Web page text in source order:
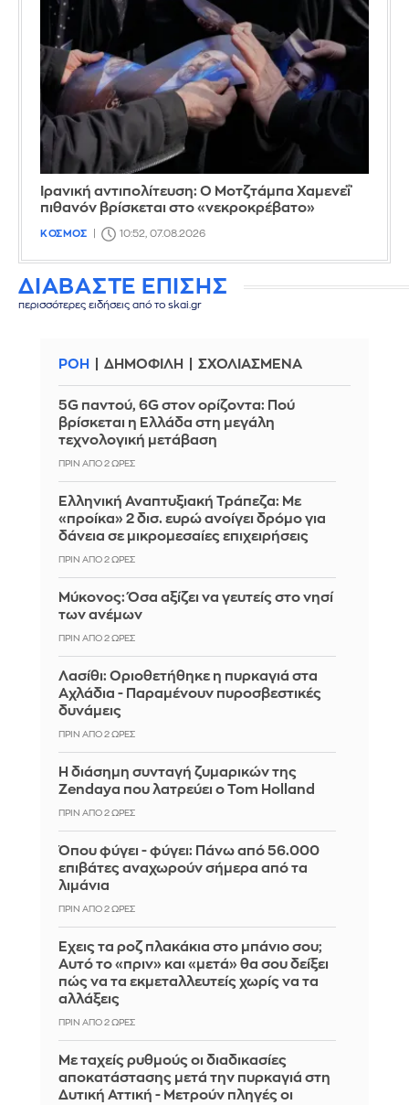
Ιρανική αντιπολίτευση: Ο Μοτζτάμπα Χαμενεΐ
πιθανόν βρίσκεται στο «νεκροκρέβατο»
ΚΟΣΜΟΣ 10:52, 07.08.2026
ΔΙΑΒΑΣΤΕ ΕΠΙΣΗΣ
περισσότερες ειδήσεις από το skai.gr
ΡΟΗ ΔΗΜΟΦΙΛΗ ΣΧΟΛΙΑΣΜΕΝΑ
5G παντού, 6G στον ορίζοντα: Πού
βρίσκεται η Ελλάδα στη μεγάλη
τεχνολογική μετάβαση
ΠΡΙΝ ΑΠΌ 2 ΏΡΕΣ
Ελληνική Αναπτυξιακή Τράπεζα: Με
«προίκα» 2 δισ. ευρώ ανοίγει δρόμο για
δάνεια σε μικρομεσαίες επιχειρήσεις
ΠΡΙΝ ΑΠΌ 2 ΏΡΕΣ
Μύκονος: Όσα αξίζει να γευτείς στο νησί
των ανέμων
ΠΡΙΝ ΑΠΌ 2 ΏΡΕΣ
Λασίθι: Οριοθετήθηκε η πυρκαγιά στα
Αχλάδια - Παραμένουν πυροσβεστικές
δυνάμεις
ΠΡΙΝ ΑΠΌ 2 ΏΡΕΣ
Η διάσημη συνταγή ζυμαρικών της
Zendaya που λατρεύει ο Tom Holland
ΠΡΙΝ ΑΠΌ 2 ΏΡΕΣ
Όπου φύγει - φύγει: Πάνω από 56.000
επιβάτες αναχωρούν σήμερα από τα
λιμάνια
ΠΡΙΝ ΑΠΌ 2 ΏΡΕΣ
Έχεις τα ροζ πλακάκια στο μπάνιο σου;
Αυτό το «πριν» και «μετά» θα σου δείξει
πώς να τα εκμεταλλευτείς χωρίς να τα
αλλάξεις
ΠΡΙΝ ΑΠΌ 2 ΏΡΕΣ
Με ταχείς ρυθμούς οι διαδικασίες
αποκατάστασης μετά την πυρκαγιά στη
Δυτική Αττική - Μετρούν πληγές οι